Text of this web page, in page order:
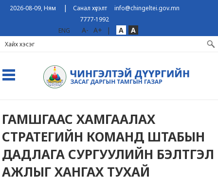
2026-08-09, Ням | Санал хүсэлт
info@chingeltei.gov.mn
7777-1992
ENG
A- A+ | A A
ГАМШГААС ХАМГААЛАХ
СТРАТЕГИЙН КОМАНД ШТАБЫН
ДАДЛАГА СУРГУУЛИЙН БЭЛТГЭЛ
АЖЛЫГ ХАНГАХ ТУХАЙ